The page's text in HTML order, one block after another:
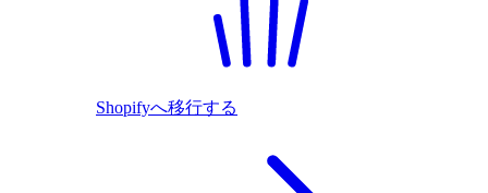
Shopifyへ移行する